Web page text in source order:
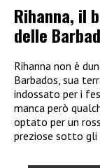
Rihanna, il
delle
Rihanna non è
Barbados, sua
indossato per i
manca però
optato per un
preziose sotto gli